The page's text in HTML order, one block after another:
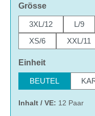
Grösseauswählen
3XL/12 L/9
XS/6
XXL/11
Einheitauswählen
BEUTEL
Inhalt / VE: 12 Paar